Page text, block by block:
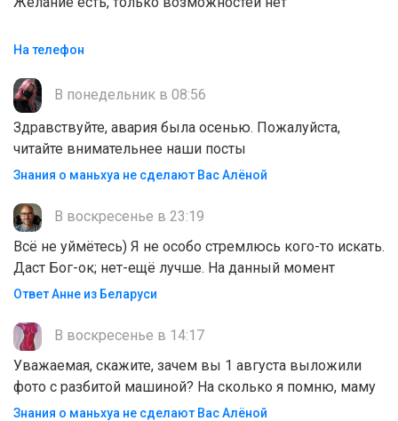
На телефон
В понедельник в 08:56
Здравствуйте, авария была осенью. Пожалуйста,
читайте внимательнее наши посты
Знания о маньхуа не сделают Вас Алëной
В воскресенье в 23:19
Всё не уймётесь) Я не особо стремлюсь кого-то искать.
Даст Бог-ок; нет-ещё лучше. На данный момент
Ответ Анне из Беларуси
В воскресенье в 14:17
Уважаемая, скажите, зачем вы 1 августа выложили
фото с разбитой машиной? На сколько я помню, маму
Знания о маньхуа не сделают Вас Алëной